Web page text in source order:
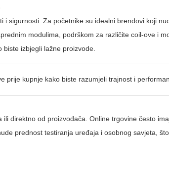
sigurnosti. Za početnike su idealni brendovi koji
modulima, podrškom za različite coil-ove i
biste izbjegli lažne proizvode.
prije kupnje kako biste razumjeli trajnost i
ili direktno od proizvođača. Online trgovine često
prednost testiranja uređaja i osobnog savjeta,